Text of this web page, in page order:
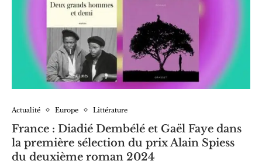
Actualité Europe Littérature
France : Diadié Dembélé et Gaël Faye dans
la première sélection du prix Alain Spiess
du deuxième roman 2024